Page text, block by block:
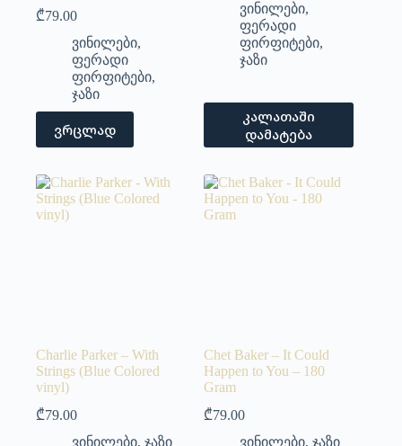
₾79.00
ვინილები,
ფერადი
ფირფიტები,
ჯაზი
ვრცლად
ვინილები,
ფერადი
ფირფიტები,
ჯაზი
კალათაში
დამატება
Charlie Parker – With
Strings (Blue Colored
vinyl)
₾79.00
ვინილები, ჯაზი
Chet Baker – It Could
Happen to You – 180
Gram
₾79.00
ვინილები,ჯაზი